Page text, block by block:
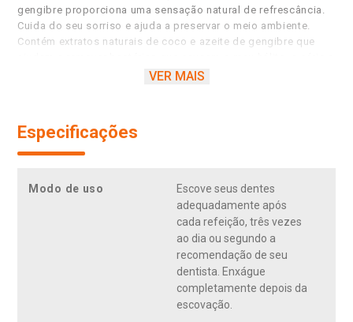
gengibre proporciona uma sensação natural de refrescância.
Cuida do seu sorriso e ajuda a preservar o meio ambiente.
Contém extratos naturais de coco e azeite de gengibre que
os problemas na gengiva. O extrato natural de coco
VER MAIS
Especificações
Modo de uso
Escove seus dentes
adequadamente após
cada refeição, três vezes
ao dia ou segundo a
recomendação de seu
dentista. Enxágue
completamente depois da
escovação.